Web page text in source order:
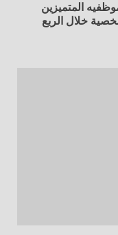
المتميزين
خلال الربع